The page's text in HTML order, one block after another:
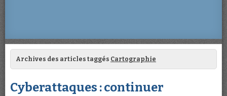
Archives des articles taggés Cartographie
Cyberattaques : continuer